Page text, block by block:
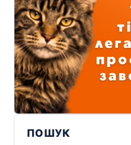
ПОШУК